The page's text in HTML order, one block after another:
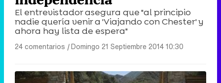
El entrevistador asegura que "al principio
nadie quería venir a 'Viajando con Chester' y
ahora hay lista de espera"
24 comentarios |Domingo 21 Septiembre 2014 10:30